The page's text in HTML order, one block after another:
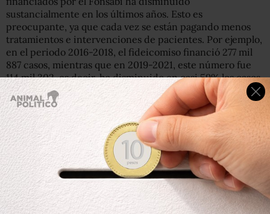
sustancialmente en los últimos años. Esto es
preocupante, ya que cada vez se están pagando menos
tratamientos e intervenciones de pacientes. Por ejemplo,
en el periodo 2016-2018, el fideicomiso financió 277 mil
887 casos, mientras que en 2019-2021, este número fue
114 mil 302, es decir, ha disminuido en casi 59% los casos
totales pagados”, indica la investigadora.
Por todo lo anterior, Méndez, del CIEP, señala que es
necesario subir el gasto para atender enfermedades
crónicas, el problema es que el gobierno no tiene
margen de maniobra para esto . “El espacio fiscal es de
2% del PIB, así que no alcanza para lo que se está
pidiendo de incremento, sería necesario quitar de otros
rubros o buscar financiamiento de algún lado”, dice.